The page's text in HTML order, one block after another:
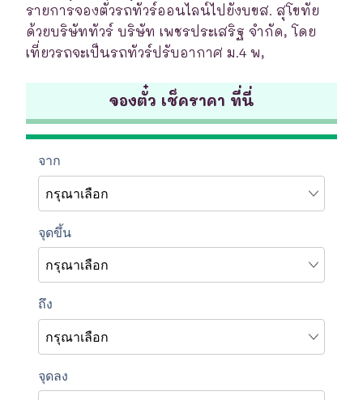
รายการจองตั๋วรถทัวร์ออนไลน์ไปยังบขส. สุโขทัย
ด้วยบริษัททัวร์ บริษัท เพชรประเสริฐ จำกัด, โดย
เที่ยวรถจะเป็นรถทัวร์ปรับอากาศ ม.4 พ,
จองตั๋ว เช็คราคา ที่นี่